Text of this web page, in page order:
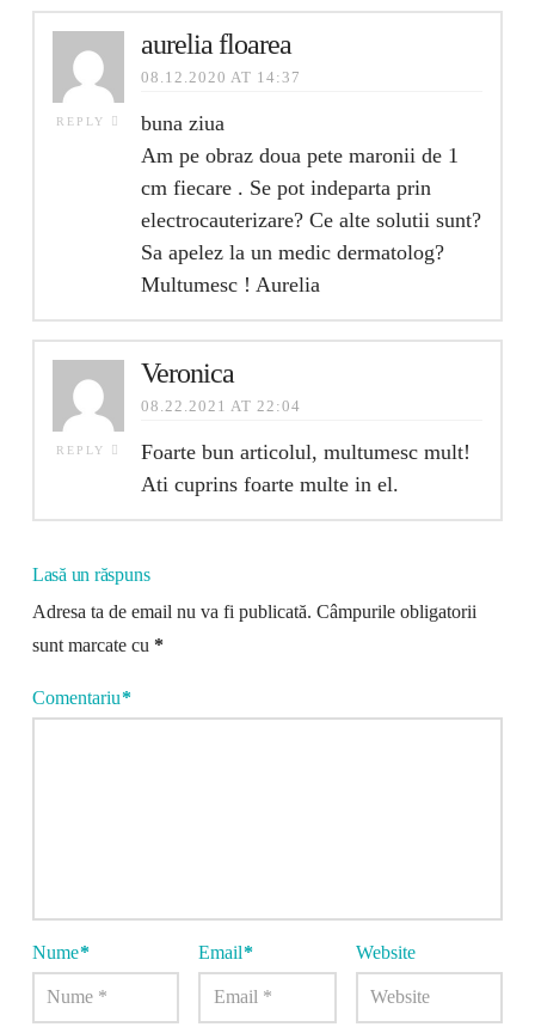
REPLY
aurelia floarea
08.12.2020 AT 14:37
buna ziua
Am pe obraz doua pete maronii de 1
cm fiecare . Se pot indeparta prin
electrocauterizare? Ce alte solutii sunt?
Sa apelez la un medic dermatolog?
Multumesc ! Aurelia
REPLY
Veronica
08.22.2021 AT 22:04
Foarte bun articolul, multumesc mult!
Ati cuprins foarte multe in el.
Lasă un răspuns
Adresa ta de email nu va fi publicată. Câmpurile obligatorii
sunt marcate cu *
Comentariu*
Nume* Email* Website